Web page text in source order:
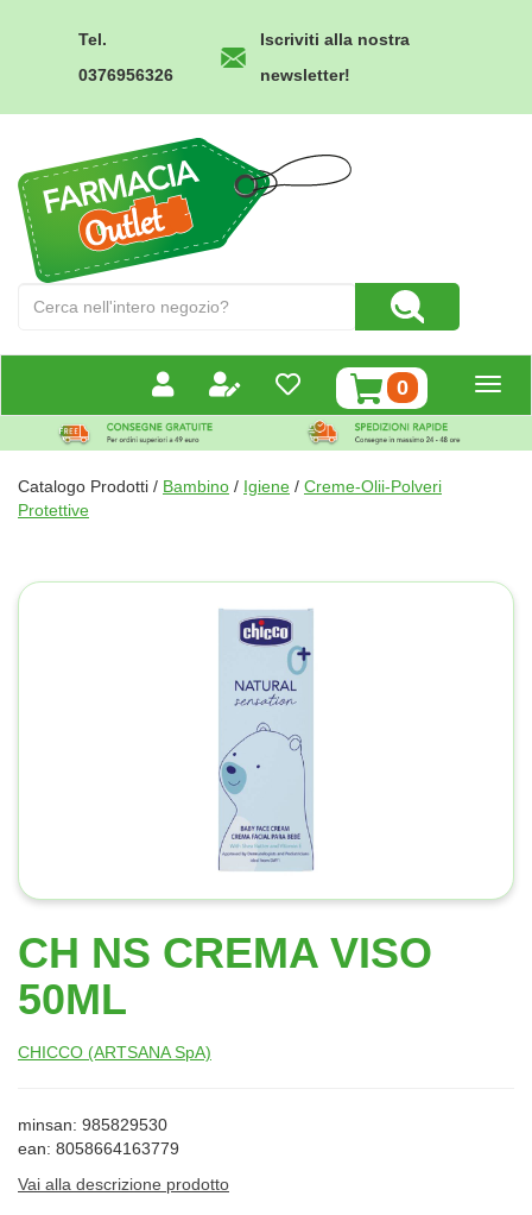
Tel.
0376956326
Iscriviti alla nostra
newsletter!
Outlet
Prodotto
Cerca Prodotto
0prodotti
inseriti
Catalogo Prodotti / Bambino / Igiene / Creme-Olii-Polveri
Protettive
CH NS CREMA VISO
50ML
CHICCO (ARTSANA SpA)
minsan: 985829530
ean: 8058664163779
Vai alla descrizione prodotto